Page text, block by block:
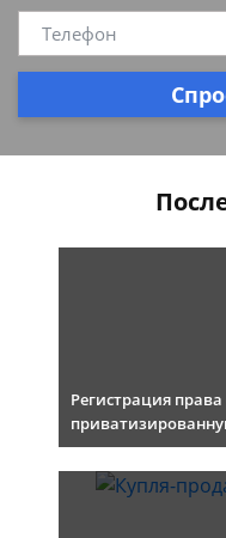
Регистрация права